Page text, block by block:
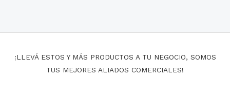
¡LLEVÁ ESTOS Y MÁS PRODUCTOS A TU NEGOCIO, SOMOS
TUS MEJORES ALIADOS COMERCIALES!